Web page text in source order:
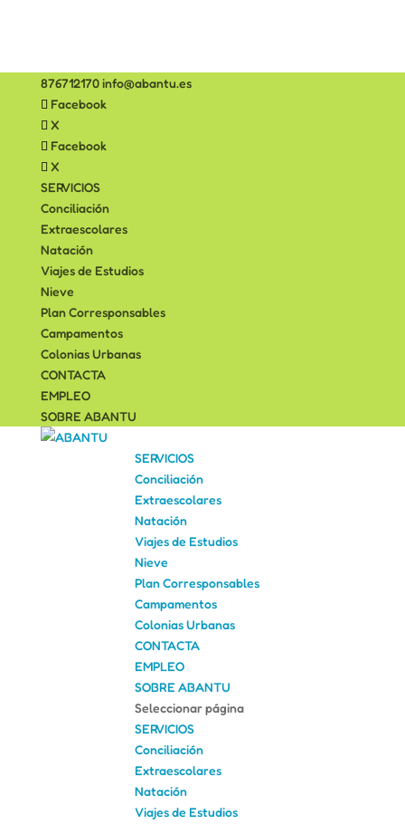
876712170info@abantu.es
Facebook
X
Facebook
X
SERVICIOS
Conciliación
Extraescolares
Natación
Viajes de Estudios
Nieve
Plan Corresponsables
Campamentos
Colonias Urbanas
CONTACTA
EMPLEO
SOBRE ABANTU
SERVICIOS
Conciliación
Extraescolares
Natación
Viajes de Estudios
Nieve
Plan Corresponsables
Campamentos
Colonias Urbanas
CONTACTA
EMPLEO
SOBRE ABANTU
Seleccionar página
SERVICIOS
Conciliación
Extraescolares
Natación
Viajes de Estudios